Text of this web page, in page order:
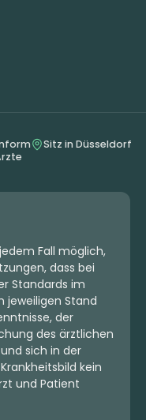
Blüten
4,4 (29)
30% CBD:
4,08 €
4.09 €
MEHR
Sitz in Düsseldorf
Fall möglich,
dass bei
Standards im
jeweiligen Stand
der
des ärztlichen
sich in der
kein
und Patient